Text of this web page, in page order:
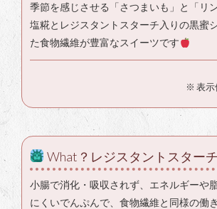
季節を感じさせる「さつまいも」と「リン
塩糀とレジスタントスターチ入りの黒蜜
た食物繊維が豊富なスイーツです
※ 表示
What？レジスタントスターチ
小腸で消化・吸収されず、エネルギーや
にくいでんぷんで、食物繊維と同様の働